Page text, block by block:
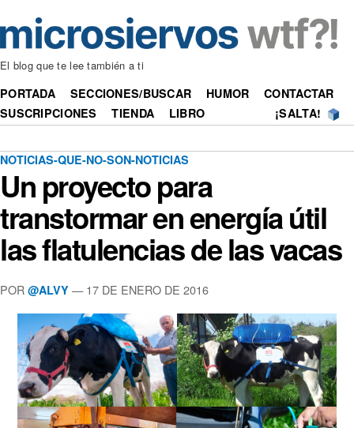
El blog que te lee también a ti
PORTADA SECCIONES/BUSCAR HUMOR
CONTACTAR
SUSCRIPCIONES
TIENDA LIBRO ¡SALTA!
NOTICIAS-QUE-NO-SON-NOTICIAS
Un proyecto para
transtormar en energía útil
las flatulencias de las vacas
POR @ALVY —17 DE ENERO DE 2016